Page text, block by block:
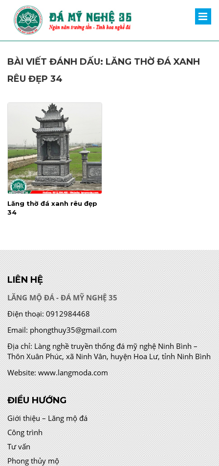
BÀI VIẾT ĐÁNH DẤU: LĂNG THỜ ĐÁ XANH
RÊU ĐẸP 34
Lăng thờ đá xanh rêu đẹp
34
LIÊN HỆ
LĂNG MỘ ĐÁ - ĐÁ MỸ NGHỆ 35
Điện thoại: 0912984468
Email: phongthuy35@gmail.com
Địa chỉ:Làng nghề truyền thống đá mỹ nghệ Ninh Bình –
Thôn Xuân Phúc, xã Ninh Vân, huyện Hoa Lư, tỉnh Ninh Bình
Website: www.langmoda.com
ĐIỀU HƯỚNG
Giới thiệu – Lăng mộ đá
Công trình
Tư vấn
Phong thủy mộ